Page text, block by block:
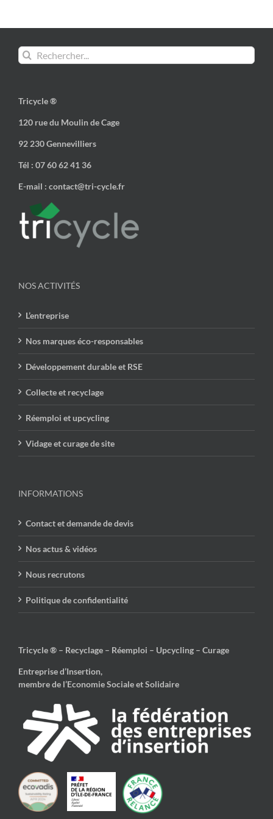
Rechercher:
Tricycle ®
120 rue du Moulin de Cage
92 230 Gennevilliers
Tél : 07 60 62 41 36
E-mail : contact@tri-cycle.fr
NOS ACTIVITÉS
L’entreprise
Nos marques éco-responsables
Développement durable et RSE
Collecte et recyclage
Réemploi et upcycling
Vidage et curage de site
INFORMATIONS
Contact et demande de devis
Nos actus & vidéos
Nous recrutons
Politique de confidentialité
Tricycle ® – Recyclage – Réemploi – Upcycling – Curage
Entreprise d’Insertion,
membre de l’Economie Sociale et Solidaire